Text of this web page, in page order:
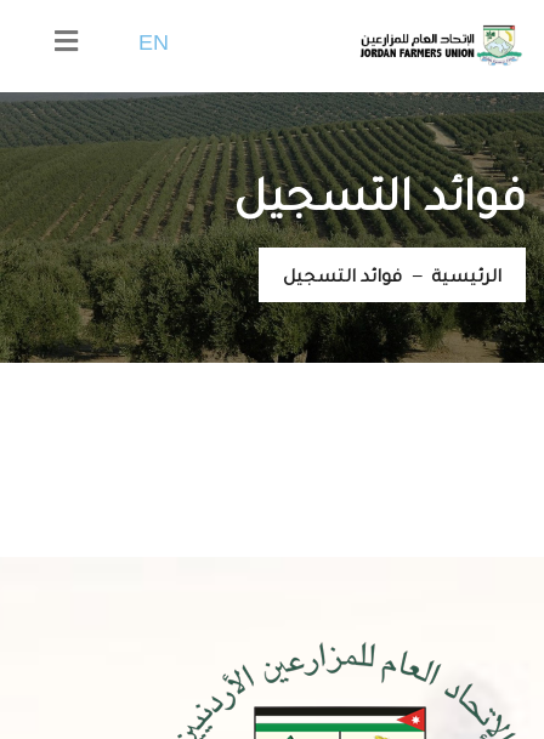
EN
فوائد التسجيل
الرئيسية فوائد التسجيل